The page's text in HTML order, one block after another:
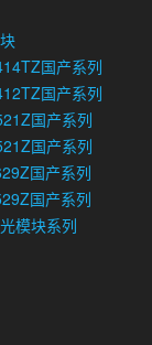
国产系列
国产系列
国产系列
国产系列
国产系列
国产系列
模块系列